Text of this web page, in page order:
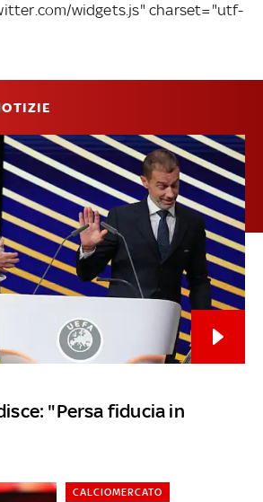
widgets.js" charset="utf-
"Persa fiducia in
CALCIOMERCATO